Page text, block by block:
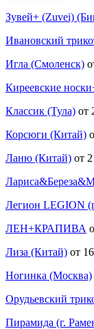
Зувей+ (Zuvei)
Ивановский
Игла (Смоленск)
Киреевские
Классик (Тула) от
Корсюги (Китай)
Ланю (Китай) от
Легион LEGION
ЛЕН+КРАПИВА
Лиза (Китай) от
Ногинка (Москва)
Орудьевский
Пирамида (г.